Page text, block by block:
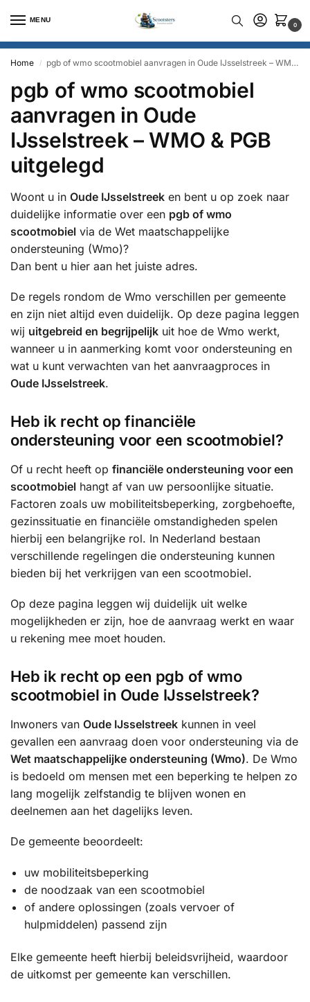
MENU
0
Home / pgb of wmo scootmobiel aanvragen in Oude IJsselstreek – WMO & PGB uitgelegd
pgb of wmo scootmobiel
aanvragen in Oude
IJsselstreek – WMO & PGB
uitgelegd
Woont u in Oude IJsselstreek en bent u op zoek naar
duidelijke informatie over een pgb of wmo
scootmobiel via de Wet maatschappelijke
ondersteuning (Wmo)?
Dan bent u hier aan het juiste adres.
De regels rondom de Wmo verschillen per gemeente
en zijn niet altijd even duidelijk. Op deze pagina leggen
wij uitgebreid en begrijpelijk uit hoe de Wmo werkt,
wanneer u in aanmerking komt voor ondersteuning en
wat u kunt verwachten van het aanvraagproces in
Oude IJsselstreek.
Heb ik recht op financiële
ondersteuning voor een scootmobiel?
Of u recht heeft op financiële ondersteuning voor een
scootmobiel hangt af van uw persoonlijke situatie.
Factoren zoals uw mobiliteitsbeperking, zorgbehoefte,
gezinssituatie en financiële omstandigheden spelen
hierbij een belangrijke rol. In Nederland bestaan
verschillende regelingen die ondersteuning kunnen
bieden bij het verkrijgen van een scootmobiel.
Op deze pagina leggen wij duidelijk uit welke
mogelijkheden er zijn, hoe de aanvraag werkt en waar
u rekening mee moet houden.
Heb ik recht op een pgb of wmo
scootmobiel in Oude IJsselstreek?
Inwoners van Oude IJsselstreek kunnen in veel
gevallen een aanvraag doen voor ondersteuning via de
Wet maatschappelijke ondersteuning (Wmo). De Wmo
is bedoeld om mensen met een beperking te helpen zo
lang mogelijk zelfstandig te blijven wonen en
deelnemen aan het dagelijks leven.
De gemeente beoordeelt:
uw mobiliteitsbeperking
de noodzaak van een scootmobiel
of andere oplossingen (zoals vervoer of
hulpmiddelen) passend zijn
Elke gemeente heeft hierbij beleidsvrijheid, waardoor
de uitkomst per gemeente kan verschillen.